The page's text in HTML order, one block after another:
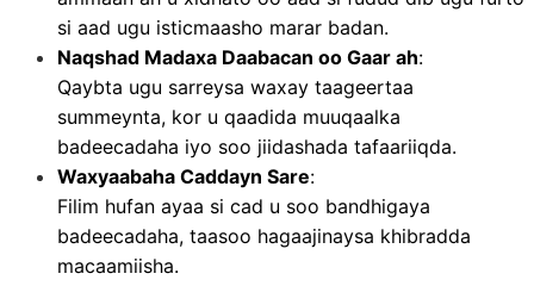
si aad ugu isticmaasho marar badan.
Naqshad Madaxa Daabacan oo Gaar ah:
Qaybta ugu sarreysa waxay taageertaa
summeynta, kor u qaadida muuqaalka
badeecadaha iyo soo jiidashada tafaariiqda.
Waxyaabaha Caddayn Sare:
Filim hufan ayaa si cad u soo bandhigaya
badeecadaha, taasoo hagaajinaysa khibradda
macaamiisha.